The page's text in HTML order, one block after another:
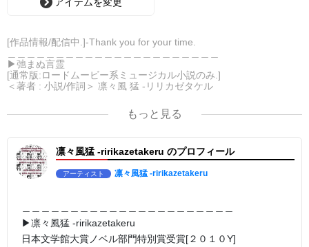
[作品情報/配信中.]-Thank you for your time.
▶︎弛まぬ言霊
[通常版:ロードムービー系ミュージカル小説のみ.]
＜著者 : 小説/作詞＞ 凛々風 猛 -リリカゼタケル
英語版: https://amzn.asia/d/1nwVIb6
＿＿＿＿＿＿＿＿＿＿＿＿＿＿＿＿＿＿＿＿＿＿
＜小説+作詞20曲+挿画50作品>
＜著者: 小説/作詞/挿画作成＞ 凛々風 猛 -リリカゼタケル
日本語版: https://amzn.asia/d/3czgKs8
英語版: https://amzn.asia/d/bpIME7s
SUZURI ▶︎https://suzuri.jp/ririkazetakeru
UP-T ▶︎up-t.jp/creator/66b9c067ae64e
＿＿＿＿＿＿＿＿＿＿＿＿＿＿＿＿＿＿＿＿＿＿
もっと見る
凛々風猛 -ririkazetakeru のプロフィール
アーティスト 凛々風猛 -ririkazetakeru
▶︎凛々風猛 -ririkazetakeru
日本文学館大賞ノベル部門特別賞受賞[２０１０Y]